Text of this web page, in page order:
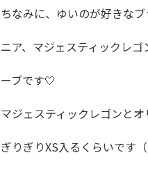
ちなみに、ゆいのが好きな
ニア、マジェスティックレ
ーブです🤍
マジェスティックレゴンと
ぎりぎりXS入るくらいです